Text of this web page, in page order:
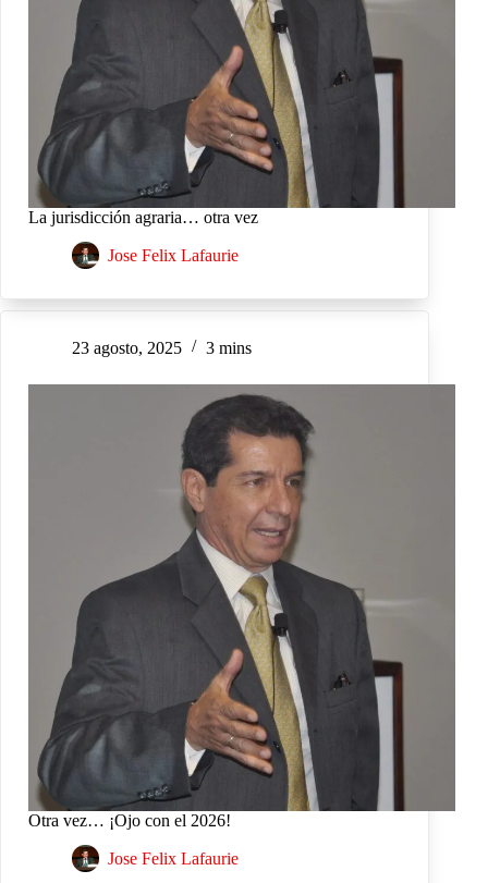
La jurisdicción agraria… otra vez
Jose Felix Lafaurie
23 agosto, 2025 3 mins
Otra vez… ¡Ojo con el 2026!
Jose Felix Lafaurie